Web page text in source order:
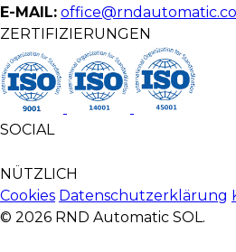
E-MAIL:
ZERTIFIZIERUNGEN
SOCIAL
NÜTZLICH
Cookies Datenschutzerklärung
© 2026 RND Automatic SOL.